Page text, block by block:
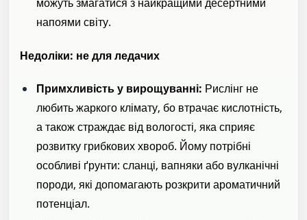
напоями світу.
Недоліки: не для ледачих
Примхливість у вирощуванні: Рислінг не
любить жаркого клімату, бо втрачає кислотність,
а також страждає від вологості, яка сприяє
розвитку грибкових хвороб. Йому потрібні
особливі ґрунти: сланці, вапняки або вулканічні
породи, які допомагають розкрити ароматичний
потенціал.